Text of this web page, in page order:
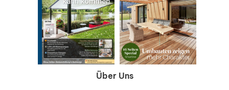
Über Uns